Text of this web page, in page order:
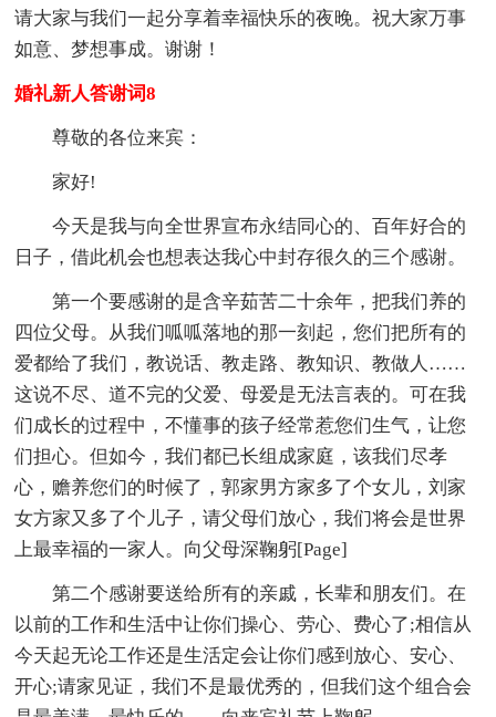
请大家与我们一起分享着幸福快乐的夜晚。祝大家万事
如意、梦想事成。谢谢！
婚礼新人答谢词8
尊敬的各位来宾：
家好!
今天是我与向全世界宣布永结同心的、百年好合的
日子，借此机会也想表达我心中封存很久的三个感谢。
第一个要感谢的是含辛茹苦二十余年，把我们养的
四位父母。从我们呱呱落地的那一刻起，您们把所有的
爱都给了我们，教说话、教走路、教知识、教做人……
这说不尽、道不完的父爱、母爱是无法言表的。可在我
们成长的过程中，不懂事的孩子经常惹您们生气，让您
们担心。但如今，我们都已长组成家庭，该我们尽孝
心，赡养您们的时候了，郭家男方家多了个女儿，刘家
女方家又多了个儿子，请父母们放心，我们将会是世界
上最幸福的一家人。向父母深鞠躬[Page]
第二个感谢要送给所有的亲戚，长辈和朋友们。在
以前的工作和生活中让你们操心、劳心、费心了;相信从
今天起无论工作还是生活定会让你们感到放心、安心、
开心;请家见证，我们不是最优秀的，但我们这个组合会